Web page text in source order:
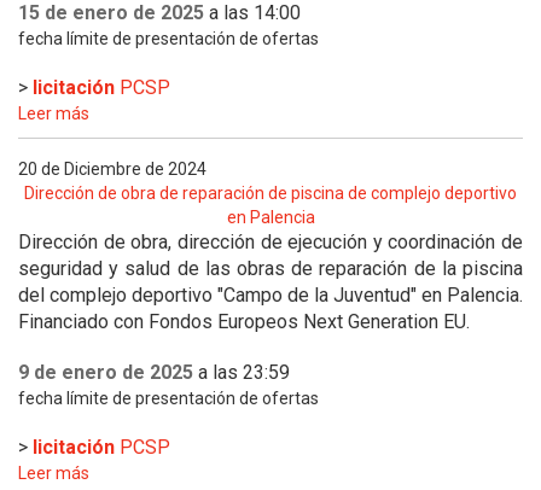
15 de enero de 2025 a las 14:00
fecha límite de presentación de ofertas
> licitación PCSP
Leer más
20 de Diciembre de 2024
Dirección de obra de reparación de piscina de complejo deportivo
en Palencia
Dirección de obra, dirección de ejecución y coordinación de
seguridad y salud de las obras de reparación de la piscina
del complejo deportivo "Campo de la Juventud" en Palencia.
Financiado con Fondos Europeos Next Generation EU.
9 de enero de 2025 a las 23:59
fecha límite de presentación de ofertas
> licitación PCSP
Leer más